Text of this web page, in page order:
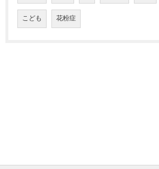
こども 花粉症